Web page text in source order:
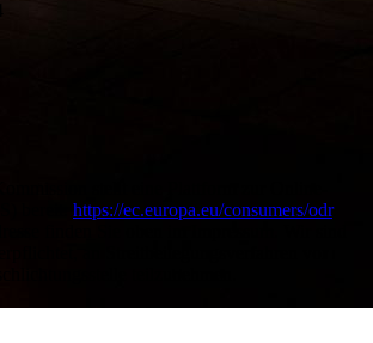
https://ec.europa.eu/consumers/odr.